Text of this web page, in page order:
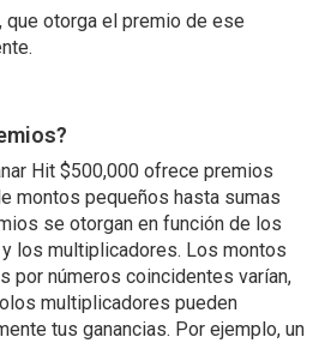
que otorga el premio de ese
Hit $500,000 ofrece premios
montos pequeños hasta sumas
se otorgan en función de los
los multiplicadores. Los montos
por números coincidentes varían,
multiplicadores pueden
tus ganancias. Por ejemplo, un